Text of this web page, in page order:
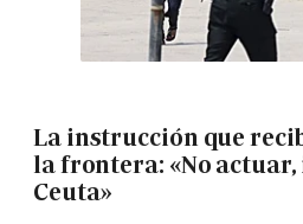
La instrucción que
la frontera: «No
Ceuta»